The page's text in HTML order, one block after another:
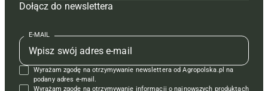
Mapa serwisu
Kontakt
Regulamin
Polityka prywatności
Prenumerata
Redakcja
Kontakt
Reklama
Prenumerata
Reklama
Kontakt
Krzyżówki
Czasopisma i prenumerata
Książki
Regulamin
Dołącz do newslettera
E-MAIL
Wyrażam zgodę na otrzymywanie newslettera od Agropolska.pl na
podany adres e-mail.
Wyrażam zgodę na otrzymywanie informacji o najnowszych produktach